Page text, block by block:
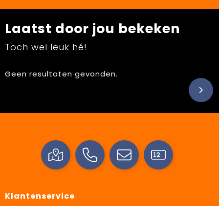
Laatst door jou bekeken
Toch wel leuk hé!
Geen resultaten gevonden.
Klantenservice